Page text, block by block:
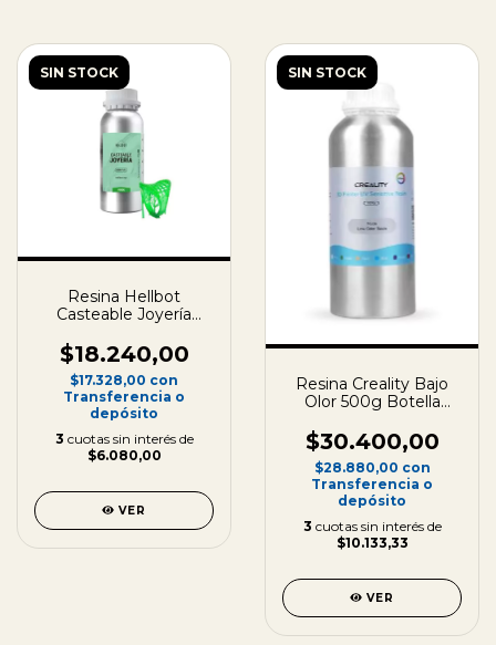
SIN STOCK
Resina Hellbot
Casteable Joyería
$18.240,00
$17.328,00 con
Transferencia o
depósito
3 cuotas sin interés de
$6.080,00
VER
SIN STOCK
Resina Creality Bajo
Olor 500g Botella
$30.400,00
$28.880,00 con
Transferencia o
depósito
3 cuotas sin interés de
$10.133,33
VER